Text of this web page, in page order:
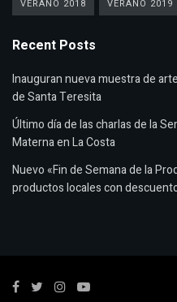
VERANO 2018
VERANO 2019
Recent Posts
Inauguran nueva muestra de
de Santa Teresita
Último día de las charlas de la
Materna en La Costa
Nuevo «Fin de Semana de la
productos locales con